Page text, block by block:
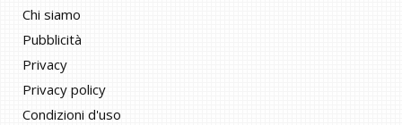
Chi siamo
Pubblicità
Privacy
Privacy policy
Condizioni d'uso